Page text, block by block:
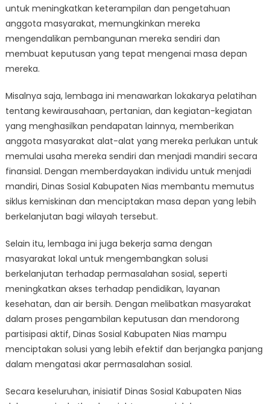
untuk meningkatkan keterampilan dan pengetahuan
anggota masyarakat, memungkinkan mereka
mengendalikan pembangunan mereka sendiri dan
membuat keputusan yang tepat mengenai masa depan
mereka.
Misalnya saja, lembaga ini menawarkan lokakarya pelatihan
tentang kewirausahaan, pertanian, dan kegiatan-kegiatan
yang menghasilkan pendapatan lainnya, memberikan
anggota masyarakat alat-alat yang mereka perlukan untuk
memulai usaha mereka sendiri dan menjadi mandiri secara
finansial. Dengan memberdayakan individu untuk menjadi
mandiri, Dinas Sosial Kabupaten Nias membantu memutus
siklus kemiskinan dan menciptakan masa depan yang lebih
berkelanjutan bagi wilayah tersebut.
Selain itu, lembaga ini juga bekerja sama dengan
masyarakat lokal untuk mengembangkan solusi
berkelanjutan terhadap permasalahan sosial, seperti
meningkatkan akses terhadap pendidikan, layanan
kesehatan, dan air bersih. Dengan melibatkan masyarakat
dalam proses pengambilan keputusan dan mendorong
partisipasi aktif, Dinas Sosial Kabupaten Nias mampu
menciptakan solusi yang lebih efektif dan berjangka panjang
dalam mengatasi akar permasalahan sosial.
Secara keseluruhan, inisiatif Dinas Sosial Kabupaten Nias